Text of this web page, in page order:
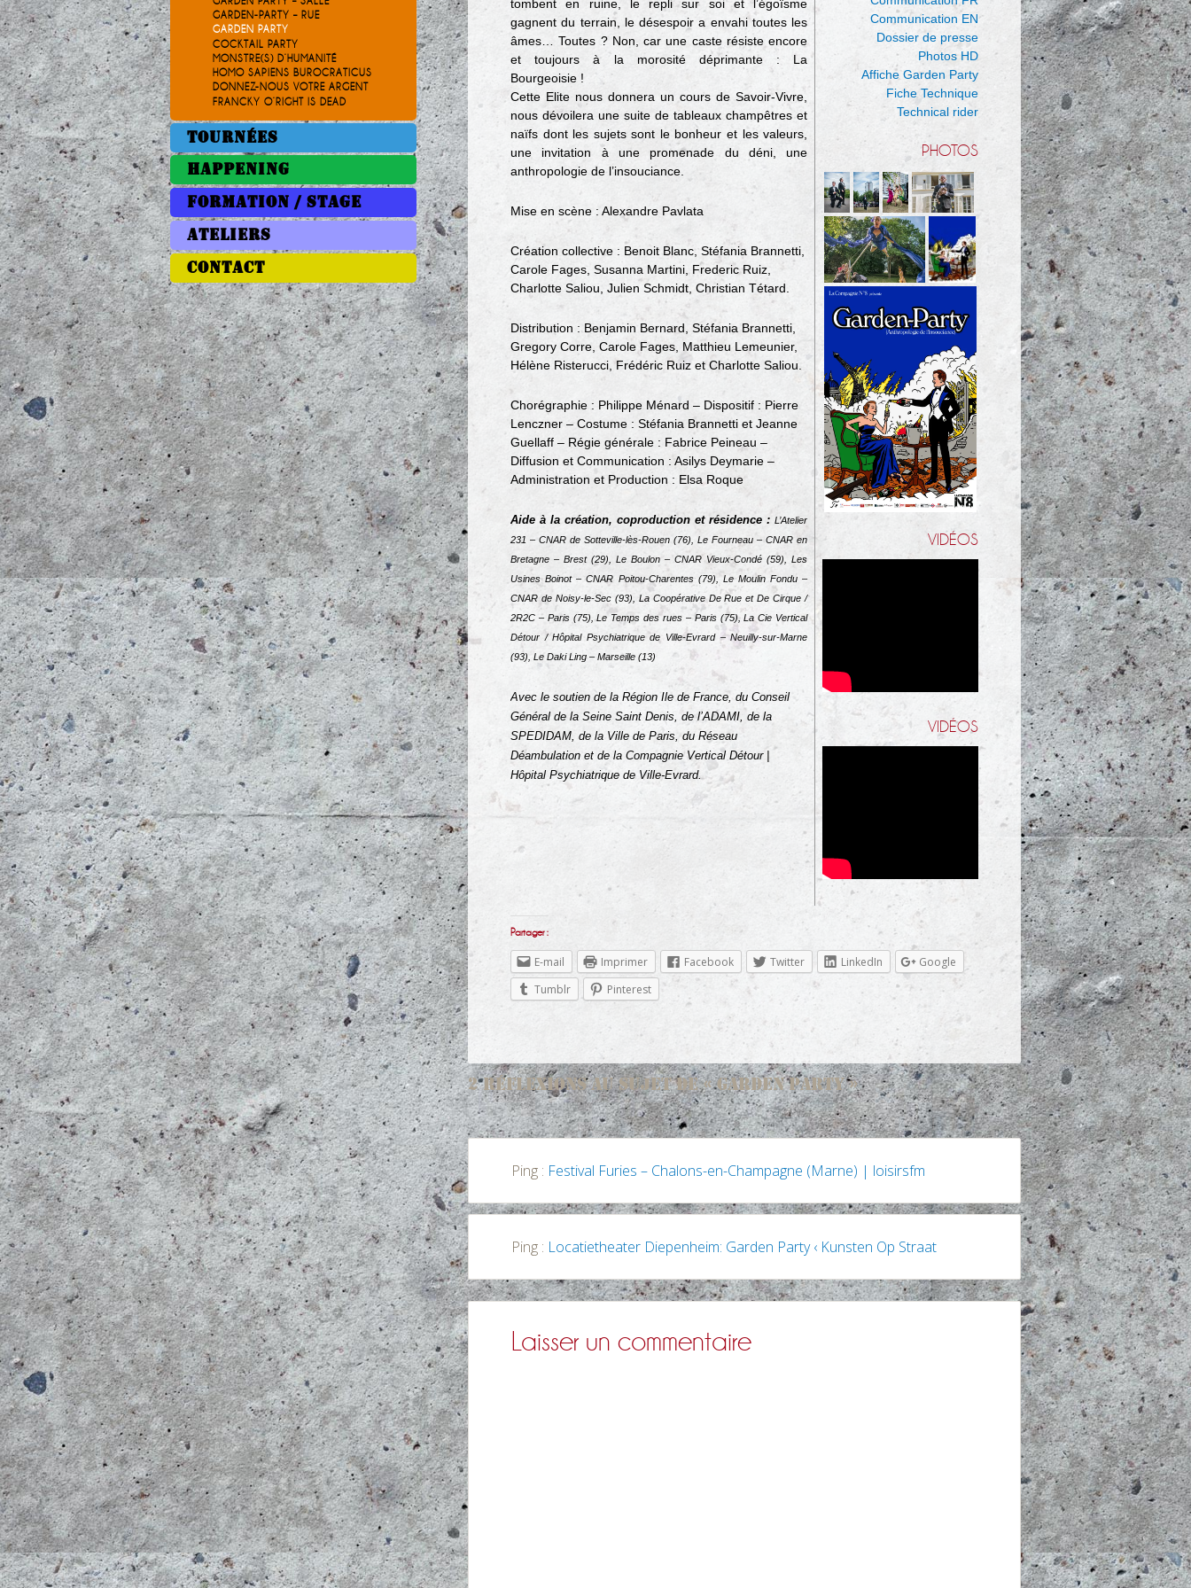
GARDEN-PARTY – RUE
GARDEN PARTY
COCKTAIL PARTY
MONSTRE(S) D’HUMANITÉ
HOMO SAPIENS BUROCRATICUS
DONNEZ-NOUS VOTRE ARGENT
FRANCKY O’RIGHT IS DEAD
TOURNÉES
HAPPENING
FORMATION / STAGE
ATELIERS
CONTACT
tombent en ruine, le repli sur soi et l’égoïsme
gagnent du terrain, le désespoir a envahi toutes les
âmes… Toutes ? Non, car une caste résiste encore
et toujours à la morosité déprimante : La
Bourgeoisie !
Cette Elite nous donnera un cours de Savoir-Vivre,
nous dévoilera une suite de tableaux champêtres et
naïfs dont les sujets sont le bonheur et les valeurs,
une invitation à une promenade du déni, une
anthropologie de l’insouciance.
Mise en scène : Alexandre Pavlata
Création collective : Benoit Blanc, Stéfania Brannetti,
Carole Fages, Susanna Martini, Frederic Ruiz,
Charlotte Saliou, Julien Schmidt, Christian Tétard.
Distribution : Benjamin Bernard, Stéfania Brannetti,
Gregory Corre, Carole Fages, Matthieu Lemeunier,
Hélène Risterucci, Frédéric Ruiz et Charlotte Saliou.
Chorégraphie : Philippe Ménard – Dispositif : Pierre
Lenczner – Costume : Stéfania Brannetti et Jeanne
Guellaff – Régie générale : Fabrice Peineau –
Diffusion et Communication : Asilys Deymarie –
Administration et Production : Elsa Roque
Aide à la création, coproduction et résidence : L’Atelier
231 – CNAR de Sotteville-lès-Rouen (76), Le Fourneau – CNAR en
Bretagne – Brest (29), Le Boulon – CNAR Vieux-Condé (59), Les
Usines Boinot – CNAR Poitou-Charentes (79), Le Moulin Fondu –
CNAR de Noisy-le-Sec (93), La Coopérative De Rue et De Cirque /
2R2C – Paris (75), Le Temps des rues – Paris (75), La Cie Vertical
Détour / Hôpital Psychiatrique de Ville-Evrard – Neuilly-sur-Marne
(93), Le Daki Ling – Marseille (13)
Avec le soutien de la Région Ile de France, du Conseil
Général de la Seine Saint Denis, de l’ADAMI, de la
SPEDIDAM, de la Ville de Paris, du Réseau
Déambulation et de la Compagnie Vertical Détour |
Hôpital Psychiatrique de Ville-Evrard.
Communication EN
Dossier de presse
Photos HD
Affiche Garden Party
Fiche Technique
Technical rider
PHOTOS
VIDÉOS
VIDÉOS
Partager :
E-mail Imprimer Facebook Twitter LinkedIn
Google
Tumblr
Pinterest
2 RÉFLEXIONS AU SUJET DE «GARDEN PARTY»
Ping : Festival Furies – Chalons-en-Champagne (Marne) | loisirsfm
Ping : Locatietheater Diepenheim: Garden Party ‹ Kunsten Op Straat
Laisser un commentaire